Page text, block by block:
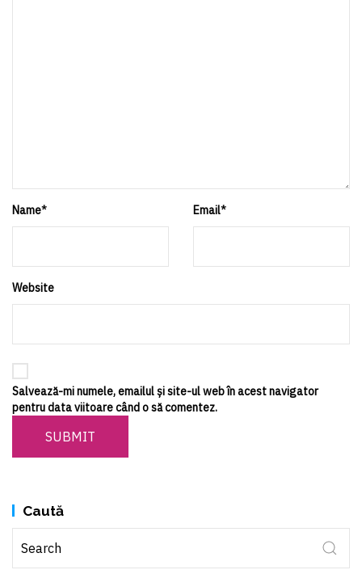
Name* Email*
Website
Salvează-mi numele, emailul și site-ul web în acest navigator
pentru data viitoare când o să comentez.
SUBMIT
Caută